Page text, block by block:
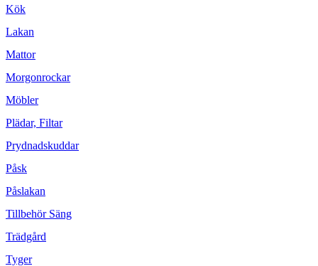
Kök
Lakan
Mattor
Morgonrockar
Möbler
Plädar, Filtar
Prydnadskuddar
Påsk
Påslakan
Tillbehör Säng
Trädgård
Tyger